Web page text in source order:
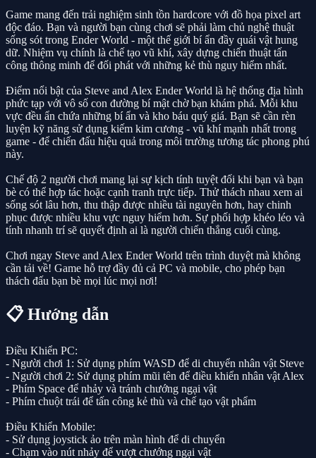
Game mang đến trải nghiệm sinh tồn hardcore với đồ họa pixel art
độc đáo. Bạn và người bạn cùng chơi sẽ phải làm chủ nghệ thuật
sống sót trong Ender World - một thế giới bí ẩn đầy quái vật hung
dữ. Nhiệm vụ chính là chế tạo vũ khí, xây dựng chiến thuật tấn
công thông minh để đối phát với những kẻ thù nguy hiểm nhất.
Điểm nổi bật của Steve and Alex Ender World là hệ thống địa hình
phức tạp với vô số con đường bí mật chờ bạn khám phá. Mỗi khu
vực đều ẩn chứa những bí ẩn và kho báu quý giá. Bạn sẽ cần rèn
luyện kỹ năng sử dụng kiếm kim cương - vũ khí mạnh nhất trong
game - để chiến đấu hiệu quả trong môi trường tương tác phong phú
này.
Chế độ 2 người chơi mang lại sự kịch tính tuyệt đối khi bạn và bạn
bè có thể hợp tác hoặc cạnh tranh trực tiếp. Thử thách nhau xem ai
sống sót lâu hơn, thu thập được nhiều tài nguyên hơn, hay chinh
phục được nhiều khu vực nguy hiểm hơn. Sự phối hợp khéo léo và
tính nhanh trí sẽ quyết định ai là người chiến thắng cuối cùng.
Chơi ngay Steve and Alex Ender World trên trình duyệt mà không
cần tải về! Game hỗ trợ đầy đủ cả PC và mobile, cho phép bạn
thách đấu bạn bè mọi lúc mọi nơi!
📋 Hướng dẫn
Điều Khiển PC:
- Người chơi 1: Sử dụng phím WASD để di chuyển nhân vật Steve
- Người chơi 2: Sử dụng phím mũi tên để điều khiển nhân vật Alex
- Phím Space để nhảy và tránh chướng ngại vật
- Phím chuột trái để tấn công kẻ thù và chế tạo vật phẩm
Điều Khiển Mobile:
- Sử dụng joystick ảo trên màn hình để di chuyển
- Chạm vào nút nhảy để vượt chướng ngại vật